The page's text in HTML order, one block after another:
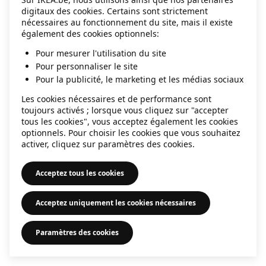
information).
digitaux des cookies. Certains sont strictement
nécessaires au fonctionnement du site, mais il existe
également des cookies optionnels:
Pour mesurer l'utilisation du site
Pour personnaliser le site
Pour la publicité, le marketing et les médias sociaux
Les cookies nécessaires et de performance sont
toujours activés ; lorsque vous cliquez sur "accepter
tous les cookies", vous acceptez également les cookies
optionnels. Pour choisir les cookies que vous souhaitez
activer, cliquez sur paramètres des cookies.
Acceptez tous les cookies
Acceptez uniquement les cookies nécessaires
Paramètres des cookies